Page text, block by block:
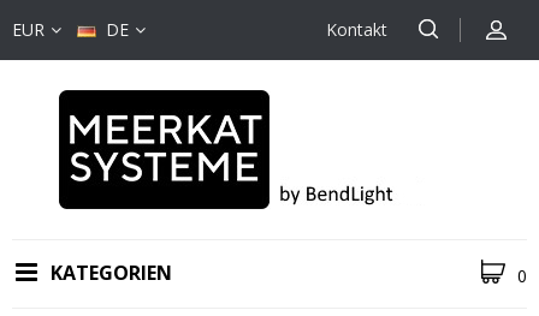
EUR DE Kontakt
KATEGORIEN 0